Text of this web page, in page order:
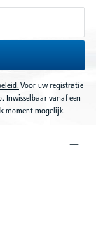
Voor uw registratie
Inwisselbaar vanaf een
moment mogelijk.